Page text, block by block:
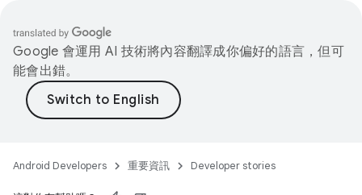
Google 會運用 AI 技術將內容翻譯成你偏好的語言，但可
能會出錯。
Android Developers 重要資訊 Developer stories